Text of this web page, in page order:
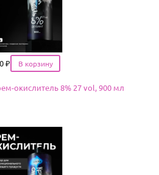
₽
окислитель 8% 27 vol, 900 мл